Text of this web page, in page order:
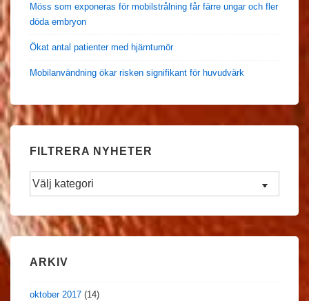
Möss som exponeras för mobilstrålning får färre ungar och fler
döda embryon
Ökat antal patienter med hjärntumör
Mobilanvändning ökar risken signifikant för huvudvärk
FILTRERA NYHETER
Filtrera
ARKIV
oktober 2017 (14)